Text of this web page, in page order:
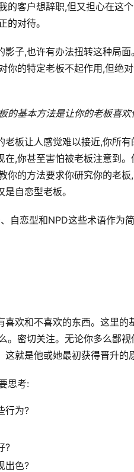
的客户想辞职,但又担心在这
的对待。
子,也许有办法扭转这种局
你的特定老板不起作用,但绝
的基本方法是让你的老板喜欢
板让人感觉难以接近,你所
,你甚至害怕被老板注意到
你的方法要求你研究你的老
自恋型老板。
自恋型和NPD这些术语作为
欢和不喜欢的东西。这里
。密切关注。无论你多么鄙
就是他或她最初获得晋升的
思考:
行为?
?
出色?